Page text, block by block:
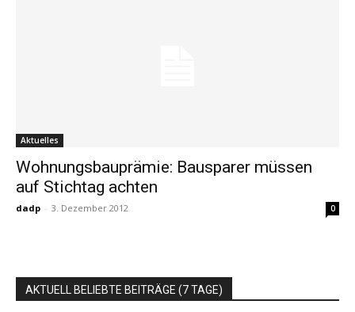
Aktuelles
Wohnungsbauprämie: Bausparer müssen
auf Stichtag achten
dadp - 3. Dezember 2012 0
AKTUELL BELIEBTE BEITRÄGE (7 TAGE)